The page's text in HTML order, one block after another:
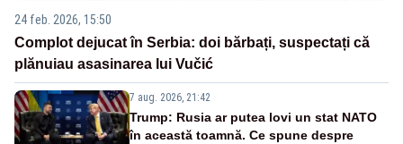
24 feb. 2026, 15:50
Complot dejucat în Serbia: doi bărbați, suspectați că
plănuiau asasinarea lui Vučić
7 aug. 2026, 21:42
Trump: Rusia ar putea lovi un stat NATO
în această toamnă. Ce spune despre